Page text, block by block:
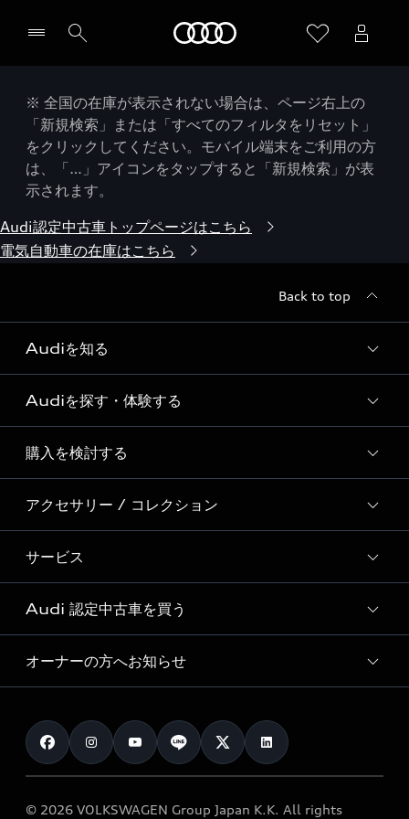
※ 全国の在庫が表示されない場合は、ページ右上の
「新規検索」または「すべてのフィルタをリセット」
をクリックしてください。モバイル端末をご利用の方
は、「…」アイコンをタップすると「新規検索」が表
示されます。
Audi認定中古車トップページはこちら
電気自動車の在庫はこちら
Back to top
Audiを知る
Audi ブランド
Story of Progress
Audi Sport
Formula 1®
デジタルサービス
Audiを探す・体験する
ディーラー検索
新車在庫検索
試乗車・展示車検索
見積り依頼
試乗予約
購入を検討する
モデル一覧
特別仕様モデル / 限定モデル
e-tronラインアップ
価格シミュレーション
車両比較
カタログ一覧
アクセサリー / コレクション
純正アクセサリー
オンラインショップ
Audi collection
アウディナビアプリ
サービス
サービス入庫予約
サービスプログラム
メンテナンス
車検 / 定期点検
e-tronアフターサポート
Audi 認定中古車を買う
Audi認定中古車
クオリティ
保証
メンテナンス
オーナーの方へお知らせ
お知らせ
オーナー様向けキャンペーン
© 2026 VOLKSWAGEN Group Japan K.K. All rights